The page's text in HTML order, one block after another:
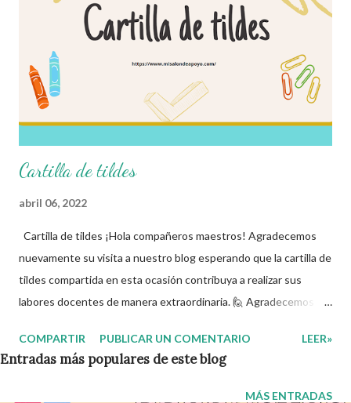
Cartilla de tildes
abril 06, 2022
Cartilla de tildes ¡Hola compañeros maestros! Agradecemos
nuevamente su visita a nuestro blog esperando que la cartilla de
tildes compartida en esta ocasión contribuya a realizar sus
labores docentes de manera extraordinaria. 🙋 Agradecemos
recordando que nosotros sólo lo compartimos con fines
informativos y educativos. 👏 Obtén material en el siguiente link
👇 Cartilla de tildes ¡Gracias por tu visita! 😉 Publicamos
COMPARTIR PUBLICAR UN COMENTARIO LEER»
MÁS ENTRADAS
Entradas más populares de este blog